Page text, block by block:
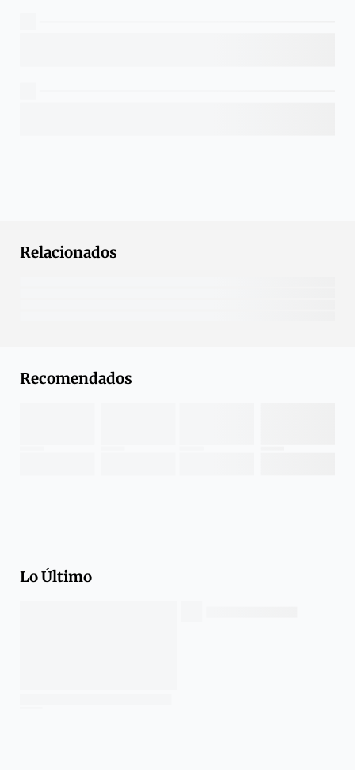
Relacionados
Recomendados
Lo Último